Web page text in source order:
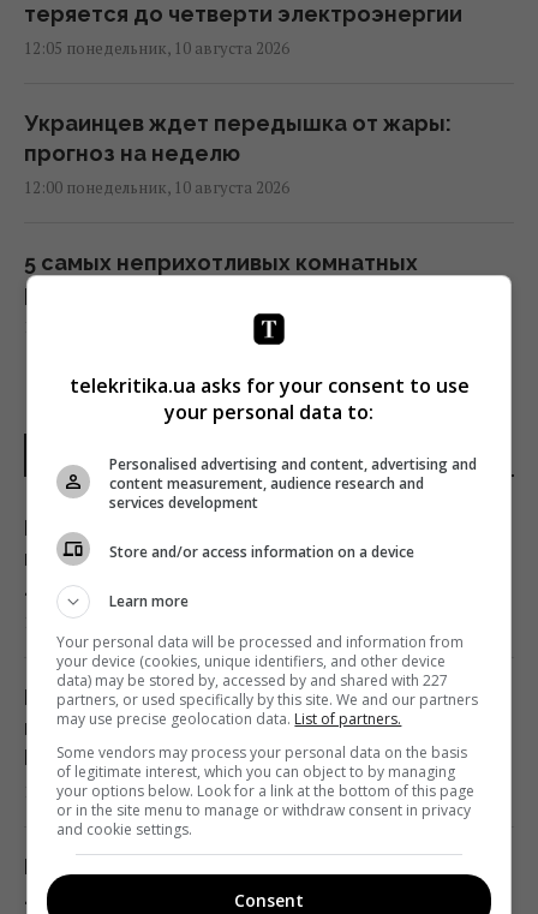
теряется до четверти электроэнергии
12:05 понедельник, 10 августа 2026
Украинцев ждет передышка от жары:
прогноз на неделю
12:00 понедельник, 10 августа 2026
5 самых неприхотливых комнатных
растений: красивые и не требуют ухода
12:00 понедельник, 10 августа 2026
"Меня зашили, кости целы": популярная
украинская блогерша попала в аварию
11:45 понедельник, 10 августа 2026
Кардиолог назвал самый опасный напиток
для сердца
11:38 понедельник, 10 августа 2026
Авиарейс в Канаде отменили по
необычной причине
11:33 понедельник, 10 августа 2026
Туи всё хуже переносят жару: для них
нашли более выносливую замену
11:30 понедельник, 10 августа 2026
ПОСЛЕДНИЕ НОВОСТИ
Как убрать пыль с растений: простой трюк,
который заменит нудное протирание
листьев
10 августа 2026, 12:24
В аэропорту Лейпцига дрон со
взрывчаткой атаковал украинский Ан-124 -
Die Zeit
10 августа 2026, 11:49
Китайский гороскоп на 11 августа: Змея
ловит момент, а Крысе лучше не спешить
telekritika.ua asks for your consent to use
your personal data to:
Personalised advertising and content, advertising and
content measurement, audience research and
services development
Store and/or access information on a device
Learn more
Your personal data will be processed and information from
your device (cookies, unique identifiers, and other device
data) may be stored by, accessed by and shared with 227
partners, or used specifically by this site. We and our partners
may use precise geolocation data. List of partners.
Some vendors may process your personal data on the basis
of legitimate interest, which you can object to by managing
your options below. Look for a link at the bottom of this page
or in the site menu to manage or withdraw consent in privacy
and cookie settings.
Consent